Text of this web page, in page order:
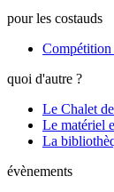
pour les costauds
Compétition
quoi d'autre ?
Le Chalet
Le matériel
La
évènements